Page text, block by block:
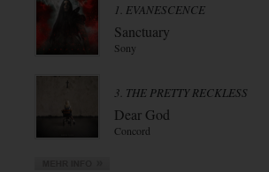
1. EVANESCENCE
Sanctuary
Sony
3. THE PRETTY RECKLESS
Dear God
Concord